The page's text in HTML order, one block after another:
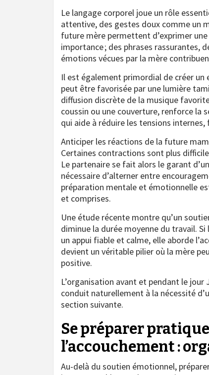
Le langage corporel joue un rôle
attentive, des gestes doux comme un
future mère permettent d’exprimer
importance ; des phrases rassurantes,
émotions vécues par la mère
Il est également primordial de créer
peut être favorisée par une lumière
diffusion discrète de la musique
coussin ou une couverture, renforce la
qui aide à réduire les tensions
Anticiper les réactions de la future
Certaines contractions sont plus
Le partenaire se fait alors le garant
nécessaire d’alterner entre
préparation mentale et émotionnelle
et comprises.
Une étude récente montre qu’un
diminue la durée moyenne du travail.
un appui fiable et calme, elle aborde
devient un véritable pilier où la mère
positive.
L’organisation avant et pendant le
conduit naturellement à la nécessité
section suivante.
Se préparer
l’accouchement :
Au-delà du soutien émotionnel,